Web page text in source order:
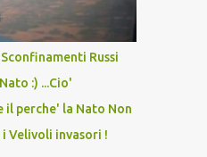
Ghiacciato, ma
Temperatura
l'articolo per NON
Russi
:) ...Cio'
il perche' la Nato Non
Velivoli invasori !